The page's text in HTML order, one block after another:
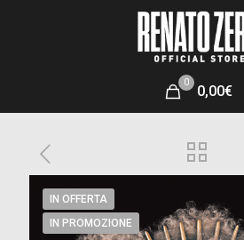
0
0,00€
IN OFFERTA
IN PROMOZIONE